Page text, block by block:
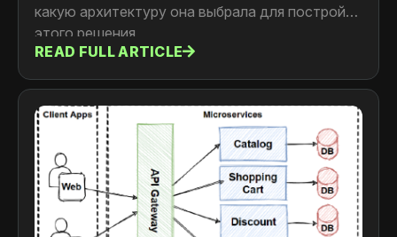
какую архитектуру она выбрала для постройки
этого решения
READ FULL ARTICLE